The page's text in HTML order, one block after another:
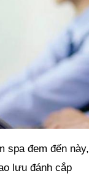
spa đem đến
lưu đánh cắp